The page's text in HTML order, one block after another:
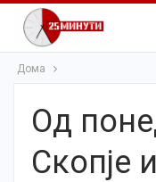
Дома
Од
Скопје